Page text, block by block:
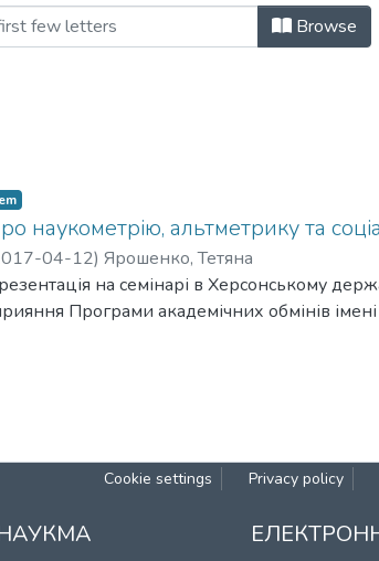
різних Browse
наукометрію, альтметрику та
04-12) Ярошенко, Тетяна
на семінарі в Херсонському
Програми академічних обмінів
Cookie settings Privacy policy
НАУКМА